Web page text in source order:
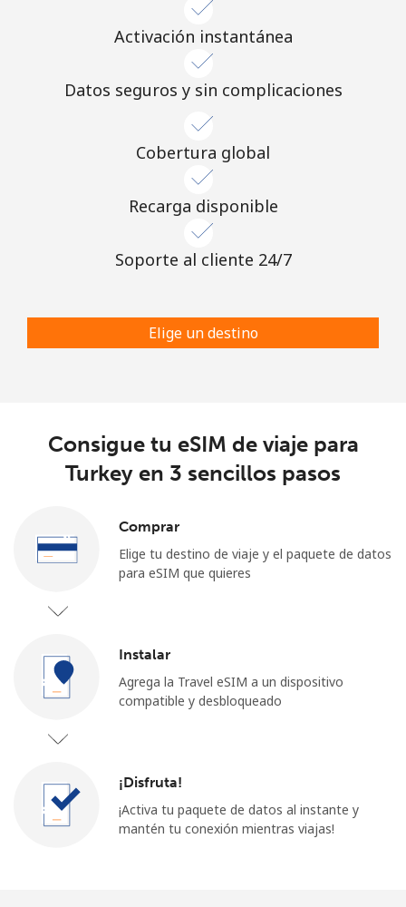
Activación instantánea
Datos seguros y sin complicaciones
Cobertura global
Recarga disponible
Soporte al cliente 24/7
Elige un destino
Consigue tu eSIM de viaje para
Turkey en 3 sencillos pasos
Comprar
Elige tu destino de viaje y el paquete de datos
para eSIM que quieres
Instalar
Agrega la Travel eSIM a un dispositivo
compatible y desbloqueado
¡Disfruta!
¡Activa tu paquete de datos al instante y
mantén tu conexión mientras viajas!